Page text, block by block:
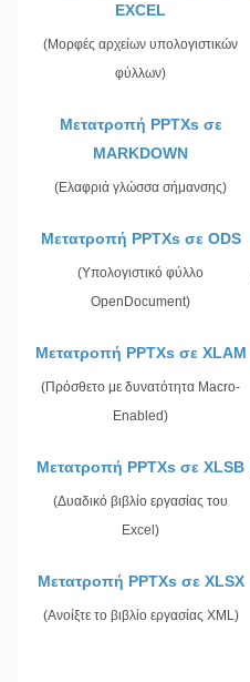
EXCEL
(Μορφές αρχείων υπολογιστικών
φύλλων)
Μετατροπή PPTXs σε
MARKDOWN
(Ελαφριά γλώσσα σήμανσης)
Μετατροπή PPTXs σε ODS
(Υπολογιστικό φύλλο
OpenDocument)
Μετατροπή PPTXs σε XLAM
(Πρόσθετο με δυνατότητα Macro-
Enabled)
Μετατροπή PPTXs σε XLSB
(Δυαδικό βιβλίο εργασίας του
Excel)
Μετατροπή PPTXs σε XLSX
(Ανοίξτε το βιβλίο εργασίας XML)